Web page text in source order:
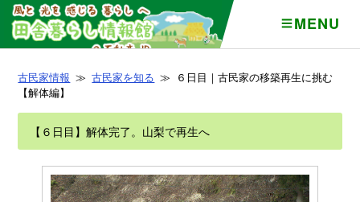
MENU
古民家情報 ≫古民家を知る ≫ ６日目｜古民家の移築再生に挑む
【解体編】
【６日目】解体完了。山梨で再生へ